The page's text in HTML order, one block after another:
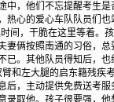
中，他们不忘提醒考生
热心的爱心车队队员们
间，干脆在这里等着。
妻俩按照南通的习俗，
已。其他队员得知后，也
左大腿的启东籍残疾
后，主动提供免费送考
录取他。孩子很要强，